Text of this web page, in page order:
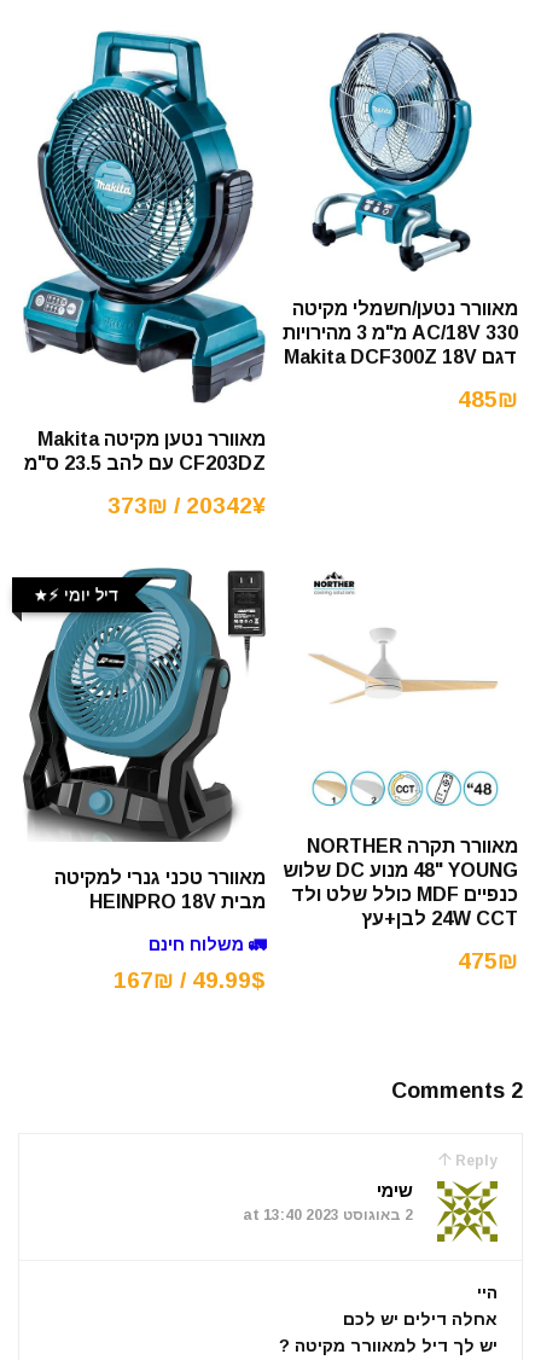
מאוורר נטען/חשמלי מקיטה
AC/18V 330 מ"מ 3 מהירויות
דגם Makita DCF300Z 18V
485₪
מאוורר נטען מקיטה Makita
CF203DZ עם להב 23.5 ס"מ
20342¥ / 373₪
מאוורר תקרה NORTHER
48" YOUNG מנוע DC שלוש
כנפיים MDF כולל שלט ולד
24W CCT לבן+עץ
475₪
דיל יומי ⚡️
מאוורר טכני גנרי למקיטה
מבית HEINPRO 18V
🚛 משלוח חינם
49.99$ / 167₪
2 Comments
Reply
שימי
2 באוגוסט 2023 at 13:40
היי
אחלה דילים יש לכם
יש לך דיל למאוורר מקיטה ?